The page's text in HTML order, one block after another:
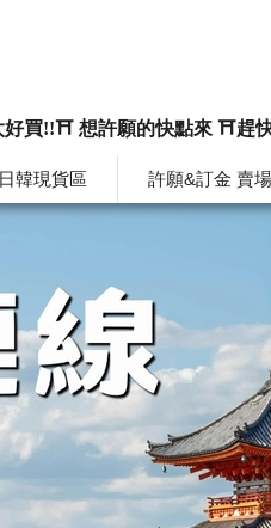
日韓現貨區 許願&訂金 賣場
好買!!⛩️ 想許願的快點來 ⛩️趕